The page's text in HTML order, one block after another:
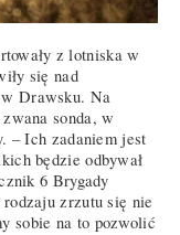
z lotniska w
się nad
Drawsku. Na
sonda, w
– Ich zadaniem jest
będzie odbywał
6 Brygady
zrzutu się nie
sobie na to pozwolić